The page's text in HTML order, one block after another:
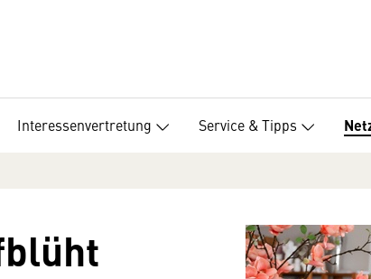
Interessenvertretung Service & Tipps